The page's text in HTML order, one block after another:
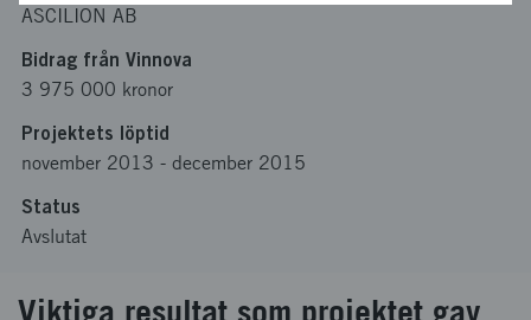
ASCILION AB
Bidrag från Vinnova
3 975 000 kronor
Projektets löptid
november 2013 - december 2015
Status
Avslutat
Viktiga resultat som projektet gav